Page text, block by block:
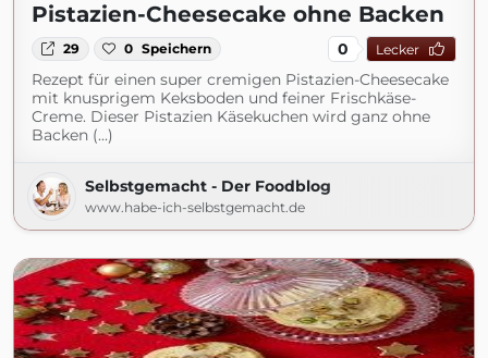
Pistazien-Cheesecake ohne Backen
29 0 Speichern 0 Lecker
Rezept für einen super cremigen Pistazien-Cheesecake
mit knusprigem Keksboden und feiner Frischkäse-
Creme. Dieser Pistazien Käsekuchen wird ganz ohne
Backen (...)
Selbstgemacht - Der Foodblog
www.habe-ich-selbstgemacht.de